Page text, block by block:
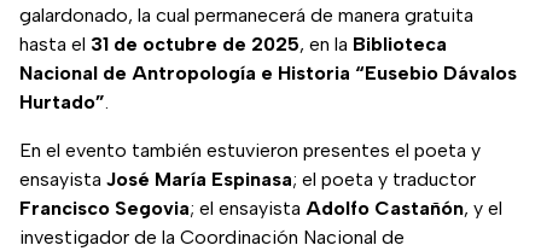
galardonado, la cual permanecerá de manera gratuita
hasta el 31 de octubre de 2025, en la Biblioteca
Nacional de Antropología e Historia “Eusebio Dávalos
Hurtado”.
En el evento también estuvieron presentes el poeta y
ensayista José María Espinasa; el poeta y traductor
Francisco Segovia; el ensayista Adolfo Castañón, y el
investigador de la Coordinación Nacional de